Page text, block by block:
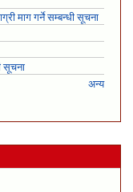
माग गर्ने सम्बन्धी सूचना
सूचना
अन्य